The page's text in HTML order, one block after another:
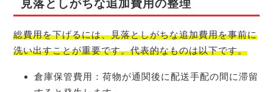
見落としがちな追加費用の整理
総費用を下げるには、見落としがちな追加費用を事前に
洗い出すことが重要です。代表的なものは以下です。
倉庫保管費用：荷物が通関後に配送手配の間に滞留